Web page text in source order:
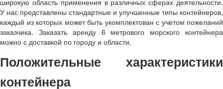
У нас представлены стандартные и улучшенные типы контейнеров,
каждый из которых может быть укомплектован с учетом пожеланий
заказчика. Заказать аренду 6 метрового морского контейнера
можно с доставкой по городу и области.
Положительные характеристики
контейнера